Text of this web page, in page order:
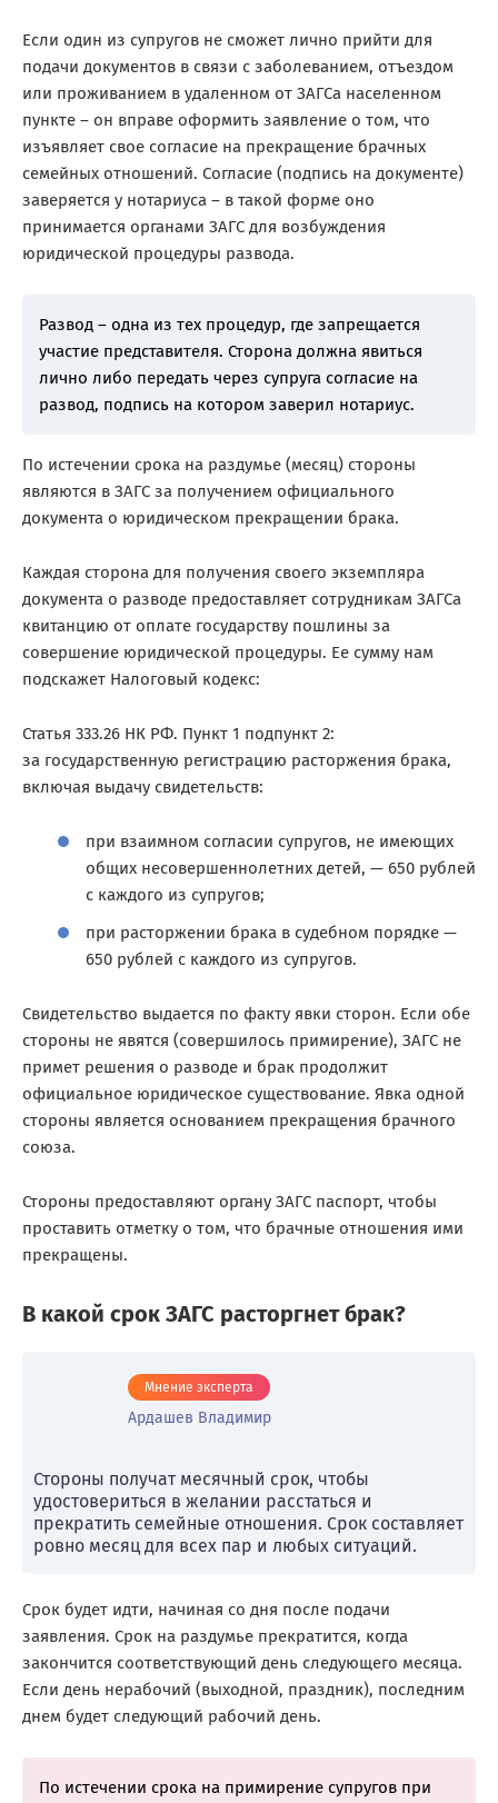
Если один из супругов не сможет лично прийти для
подачи документов в связи с заболеванием, отъездом
или проживанием в удаленном от ЗАГСа населенном
пункте – он вправе оформить заявление о том, что
изъявляет свое согласие на прекращение брачных
семейных отношений. Согласие (подпись на документе)
заверяется у нотариуса – в такой форме оно
принимается органами ЗАГС для возбуждения
юридической процедуры развода.
Развод – одна из тех процедур, где запрещается
участие представителя. Сторона должна явиться
лично либо передать через супруга согласие на
развод, подпись на котором заверил нотариус.
По истечении срока на раздумье (месяц) стороны
являются в ЗАГС за получением официального
документа о юридическом прекращении брака.
Каждая сторона для получения своего экземпляра
документа о разводе предоставляет сотрудникам ЗАГСа
квитанцию от оплате государству пошлины за
совершение юридической процедуры. Ее сумму нам
подскажет Налоговый кодекс:
Статья 333.26 НК РФ. Пункт 1 подпункт 2:
за государственную регистрацию расторжения брака,
включая выдачу свидетельств:
при взаимном согласии супругов, не имеющих
общих несовершеннолетних детей, — 650 рублей
с каждого из супругов;
при расторжении брака в судебном порядке —
650 рублей с каждого из супругов.
Свидетельство выдается по факту явки сторон. Если обе
стороны не явятся (совершилось примирение), ЗАГС не
примет решения о разводе и брак продолжит
официальное юридическое существование. Явка одной
стороны является основанием прекращения брачного
союза.
Стороны предоставляют органу ЗАГС паспорт, чтобы
проставить отметку о том, что брачные отношения ими
прекращены.
В какой срок ЗАГС расторгнет брак?
Мнение эксперта
Ардашев Владимир
Стороны получат месячный срок, чтобы
удостовериться в желании расстаться и
прекратить семейные отношения. Срок составляет
ровно месяц для всех пар и любых ситуаций.
Срок будет идти, начиная со дня после подачи
заявления. Срок на раздумье прекратится, когда
закончится соответствующий день следующего месяца.
Если день нерабочий (выходной, праздник), последним
днем будет следующий рабочий день.
По истечении срока на примирение супругов при